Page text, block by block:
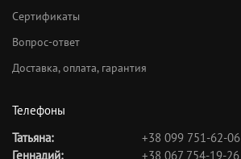
Сертификаты
Вопрос-ответ
Доставка, оплата, гарантия
Телефоны
Татьяна:
+38 099 751-62-06
Геннадий:
+38 067 754-19-26